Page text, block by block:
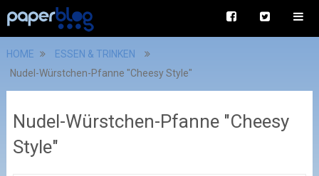
HOME
ESSEN & TRINKEN
Nudel-Würstchen-Pfanne "Cheesy Style"
Nudel-Würstchen-Pfanne "Cheesy
Style"